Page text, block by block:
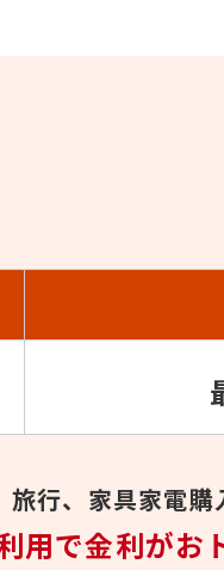
旅行、家具家電購
用で金利がお